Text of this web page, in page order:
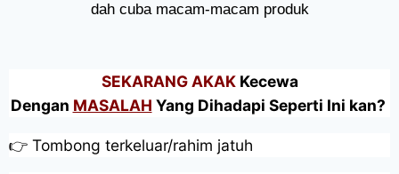
dah cuba macam-macam produk
SEKARANG AKAKKecewa
Dengan MASALAH Yang Dihadapi Seperti Ini kan?
👉 Tombong terkeluar/rahim jatuh